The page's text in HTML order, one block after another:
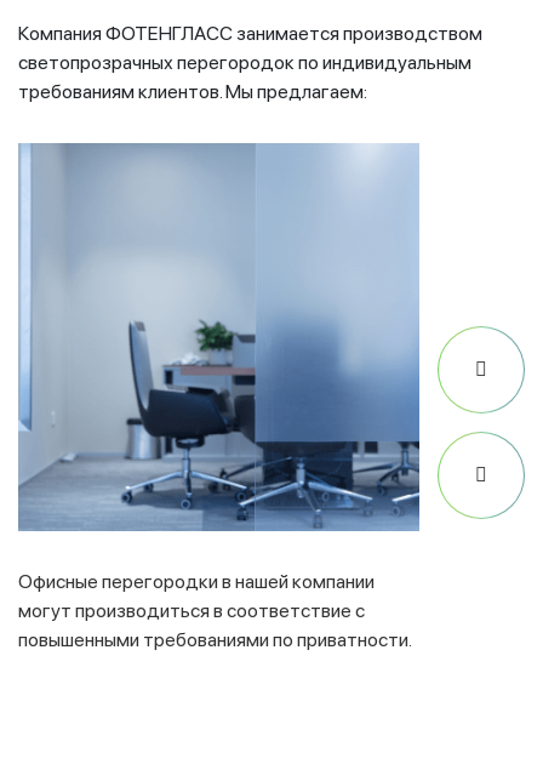
Компания ФОТЕНГЛАСС занимается производством
светопрозрачных перегородок по индивидуальным
требованиям клиентов. Мы предлагаем:
Офисные перегородки в нашей компании
могут производиться в соответствие с
повышенными требованиями по приватности.